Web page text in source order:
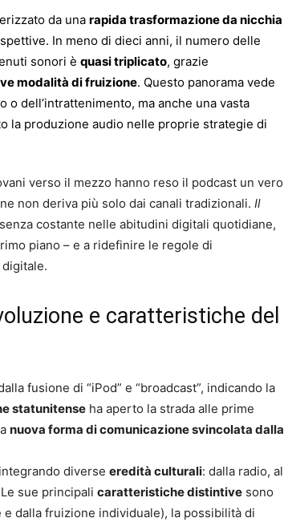
da una rapida trasformazione da nicchia
In meno di dieci anni, il numero delle
sonori è quasi triplicato, grazie
modalità di fruizione. Questo panorama vede
dell’intrattenimento, ma anche una vasta
la produzione audio nelle proprie strategie di
verso il mezzo hanno reso il podcast un vero
non deriva più solo dai canali tradizionali. Il
costante nelle abitudini digitali quotidiane,
piano – e a ridefinire le regole di
e caratteristiche del
fusione di “iPod” e “broadcast”, indicando la
statunitense ha aperto la strada alle prime
nuova forma di comunicazione svincolata dalla
diverse eredità culturali: dalla radio, al
sue principali caratteristiche distintive sono
e dalla fruizione individuale), la possibilità di